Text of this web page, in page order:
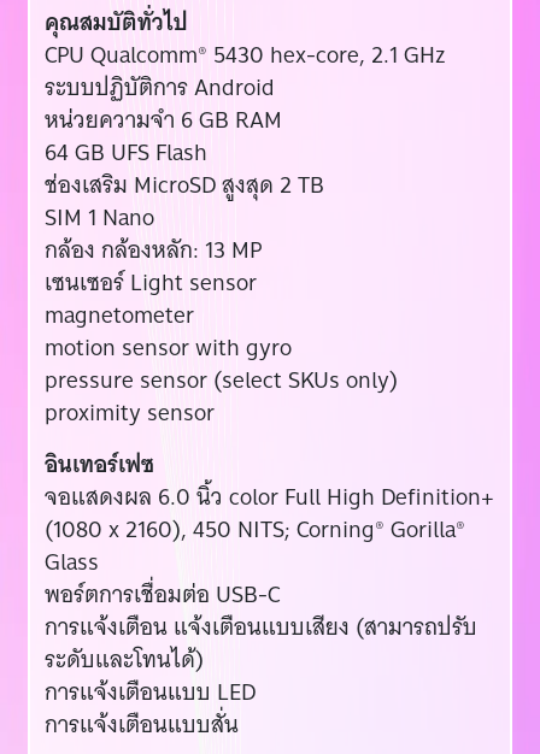
คุณสมบัติทั่วไป
CPU Qualcomm® 5430 hex-core, 2.1 GHz
ระบบปฏิบัติการ Android
หน่วยความจำ 6 GB RAM
64 GB UFS Flash
ช่องเสริม MicroSD สูงสุด 2 TB
SIM 1 Nano
กล้อง กล้องหลัก: 13 MP
เซนเซอร์ Light sensor
magnetometer
motion sensor with gyro
pressure sensor (select SKUs only)
proximity sensor
อินเทอร์เฟซ
จอแสดงผล 6.0 นิ้ว color Full High Definition+
(1080 x 2160), 450 NITS; Corning® Gorilla®
Glass
พอร์ตการเชื่อมต่อ USB-C
การแจ้งเตือน แจ้งเตือนแบบเสียง (สามารถปรับ
ระดับและโทนได้)
การแจ้งเตือนแบบ LED
การแจ้งเตือนแบบสั่น